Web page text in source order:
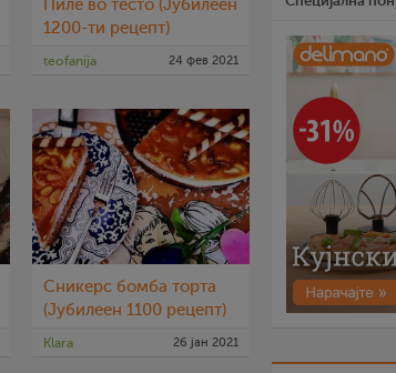
Пиле во тесто (Јубилеен
1200-ти рецепт)
teofanija 24 фев 2021
Сникерс бомба торта
(Јубилеен 1100 рецепт)
Klara 26 јан 2021